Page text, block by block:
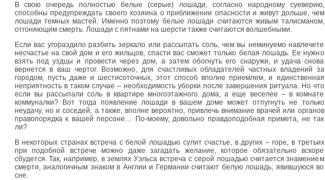
В свою очередь полностью белые (серые) лошади, согласно народному суеверию,
способны предупреждать своего хозяина о приближении опасности и живут дольше, чем
лошади темных мастей. Именно поэтому белые лошади считаются живым талисманом,
отгоняющим смерть. Лошади с пятнами на шерсти также считаются волшебными.
Если вас угораздило разбить зеркало или рассыпать соль, чем вы неминуемо навлечете
несчастье на свой дом и его жильцов, спасти вас сможет только белая лошадь. Ее нужно
взять под уздцы и провести через дом, а затем обогнуть его снаружи, и удача снова
вернется в ваш чертог. Возможно, для счастливых обладателей частных владений за
городом, пусть даже и шестисоточных, этот способ вполне приемлем, и единственная
неприятность в таком случае – необходимость уборки после завершения ритуала. Но что
если вы рассыпали соль в квартире многоэтажного дома, а еще веселее – в комнате
коммуналки? Вот тогда появление лошади в вашем доме может отпугнуть не только
неудачу, но и соседей, а также, вполне вероятно, привлечь внимание врачей или органов
правопорядка к вашей персоне… По-моему, довольно правдоподобная примета, не так
ли?
В некоторых странах встреча с белой лошадью сулит счастье, в других – горе, в третьих
при подобной встрече можно даже загадать желание, которое обязательно вскоре
сбудется. Так, например, в землях Уэльса встреча с серой лошадью считается знамением
смерти, аналогичным знаком в Англии и Германии считают белую лошадь, явившуюся во
сне.